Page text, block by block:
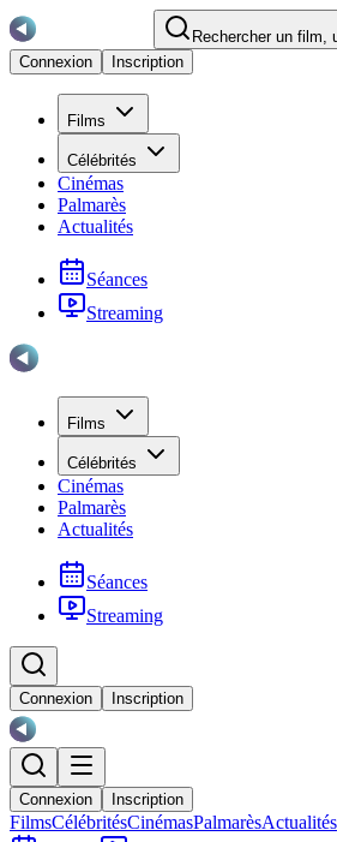
Rechercher un film,
Connexion
Inscription
Films
Célébrités
Cinémas
Palmarès
Actualités
Séances
Streaming
Films
Célébrités
Cinémas
Palmarès
Actualités
Séances
Streaming
Connexion Inscription
Connexion Inscription
FilmsCélébritésCinémasPalmarèsActualités